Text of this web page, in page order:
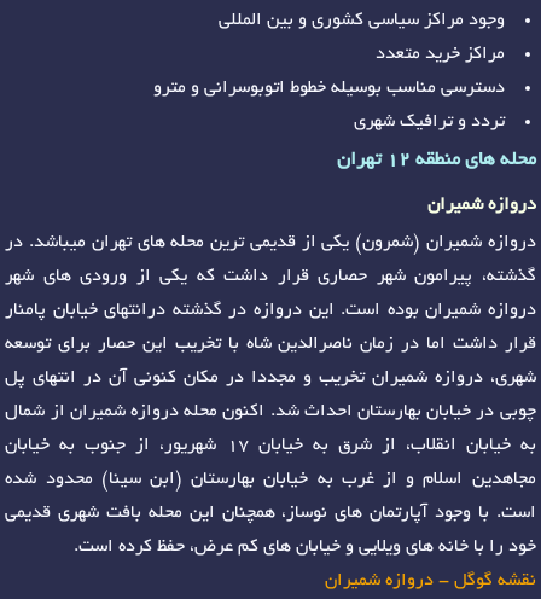
وجود مراکز سیاسی کشوری و بین المللی
مراکز خرید متعدد
دسترسی مناسب بوسیله خطوط اتوبوسرانی و مترو
تردد و ترافیک شهری
محله های منطقه 12 تهران
دروازه شمیران
دروازه شمیران (شمرون) یکی از قدیمی ترین محله های تهران میباشد. در
گذشته، پیرامون شهر حصاری قرار داشت که یکی از ورودی های شهر
دروازه شمیران بوده است. این دروازه در گذشته درانتهای خیابان پامنار
قرار داشت اما در زمان ناصرالدین شاه با تخریب این حصار برای توسعه
شهری، دروازه شمیران تخریب و مجددا در مکان کنونی آن در انتهای پل
چوبی در خیابان بهارستان احداث شد. اکنون محله دروازه شمیران از شمال
به خیابان انقلاب، از شرق به خیابان 17 شهریور، از جنوب به خیابان
مجاهدین اسلام و از غرب به خیابان بهارستان (ابن سینا) محدود شده
است. با وجود آپارتمان های نوساز، همچنان این محله بافت شهری قدیمی
خود را با خانه های ویلایی و خیابان های کم عرض، حفظ کرده است.
نقشه گوگل - دروازه شمیران